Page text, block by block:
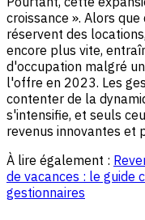
croissance ». Alors
réservent des
encore plus vite,
d'occupation malgré
l'offre en 2023. Les
contenter de la
s'intensifie, et seuls
revenus innovantes et
À lire également :
de vacances : le guide
gestionnaires